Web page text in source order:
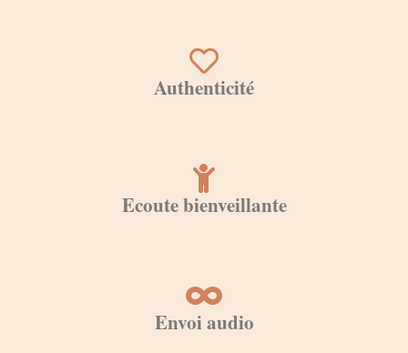
Authenticité
Ecoute bienveillante
Envoi audio